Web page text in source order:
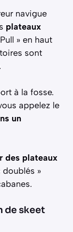
navigue
plateaux
» en haut
sont
à la fosse.
appelez le
un
des plateaux
doublés »
de skeet